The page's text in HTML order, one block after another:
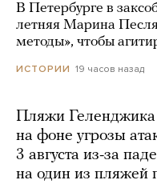
В Петербурге в
летняя Марина
методы», чтобы
ИСТОРИИ 19 часов назад
Пляжи Геленджика
на фоне угрозы
3 августа из-за
на один из пляжей